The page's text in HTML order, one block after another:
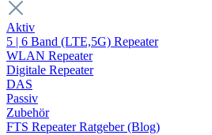
Aktiv
5 | 6 Band (LTE,5G) Repeater
WLAN Repeater
Digitale Repeater
DAS
Passiv
Zubehör
FTS Repeater Ratgeber (Blog)